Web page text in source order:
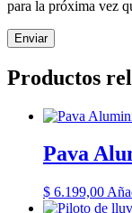
para la próxima vez
Productos
Pava
$ 6.199,00